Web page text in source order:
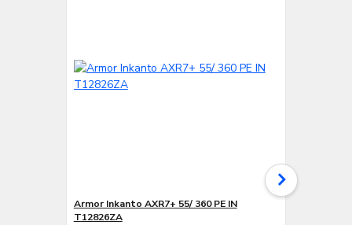
Armor Inkanto AXR7+ 55/ 360 PE IN
T12826ZA